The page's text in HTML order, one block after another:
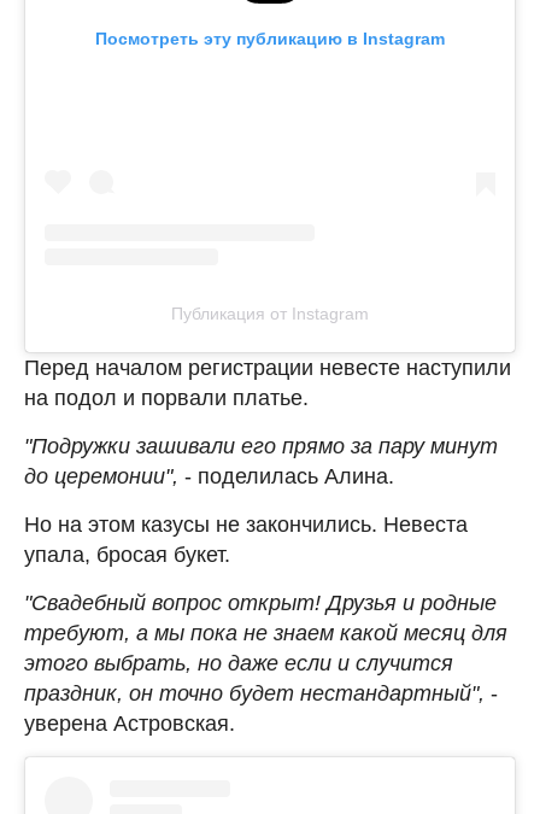
Посмотреть эту публикацию в Instagram
Публикация от Instagram
Перед началом регистрации невесте наступили
на подол и порвали платье.
"Подружки зашивали его прямо за пару минут
до церемонии", - поделилась Алина.
Но на этом казусы не закончились. Невеста
упала, бросая букет.
"Свадебный вопрос открыт! Друзья и родные
требуют, а мы пока не знаем какой месяц для
этого выбрать, но даже если и случится
праздник, он точно будет нестандартный", -
уверена Астровская.